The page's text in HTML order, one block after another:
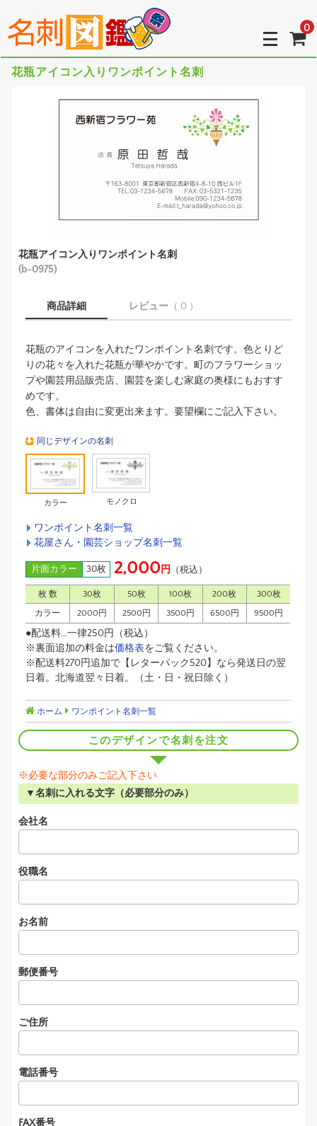
0
花瓶アイコン入りワンポイント名刺
花瓶アイコン入りワンポイント名刺
(b-0975)
商品詳細 レビュー （ 0 ）
花瓶のアイコンを入れたワンポイント名刺です。色とりど
りの花々を入れた花瓶が華やかです。町のフラワーショッ
プや園芸用品販売店、園芸を楽しむ家庭の奥様にもおすす
めです。
色、書体は自由に変更出来ます。要望欄にご記入下さい。
同じデザインの名刺
カラー モノクロ
ワンポイント名刺一覧
花屋さん・園芸ショップ名刺一覧
片面カラー 30枚 2,000円 （税込）
枚 数 30枚 50枚 100枚 200枚 300枚
カラー 2000円 2500円 3500円 6500円 9500円
●配送料…一律250円（税込）
※裏面追加の料金は価格表をご覧ください。
※配送料270円追加で【レターパック520】なら発送日の翌
日着。北海道翌々日着。（土・日・祝日除く）
ホーム ワンポイント名刺一覧
このデザインで名刺を注文
※必要な部分のみご記入下さい
▼名刺に入れる文字（必要部分のみ）
会社名
役職名
お名前
郵便番号
ご住所
電話番号
FAX番号